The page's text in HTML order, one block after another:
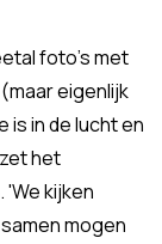
foto's met
eigenlijk
is in de lucht en
het
kijken
mogen